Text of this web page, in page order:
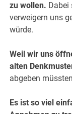
zu wollen. Dabei
verweigern uns
würde.
Weil wir uns
alten
abgeben
Es ist so viel